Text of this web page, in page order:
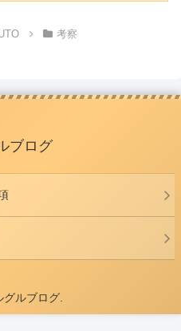
考察
ブログ
ルブログ.